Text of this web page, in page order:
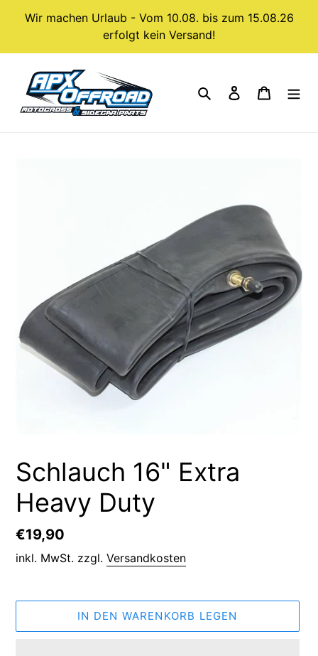
Wir machen Urlaub - Vom 10.08. bis zum 15.08.26
erfolgt kein Versand!
SuchenEinloggen
Schlauch 16" Extra
Heavy Duty
Normaler
Preis
€19,90
inkl. MwSt. zzgl. Versandkosten
IN DEN WARENKORB LEGEN